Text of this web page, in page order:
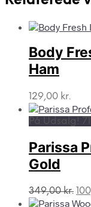
Body
Ham
129,00 kr.
På Udsalg!
Parissa
Gold
349,00kr. Den